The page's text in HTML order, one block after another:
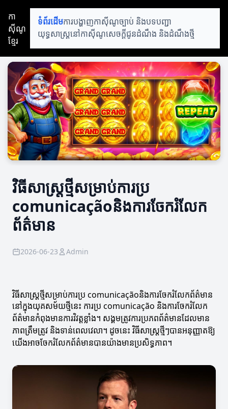
កា
ស៊ីណូ
ខ្មែរ
ទំព័រដើមការបង្ហាញកាស៊ីណូច្បាប់ និងបទបញ្ជា
យុទ្ធសាស្ត្រនៅកាស៊ីណូសេចក្តីជូនដំណឹង និងដំណឹងថ្មី
វិធីសាស្ត្រថ្មីសម្រាប់ការប្រ
comunicaçãoនិងការចែករំលែក
ព័ត៌មាន
2026-06-23 Admin
វិធីសាស្ត្រថ្មីសម្រាប់ការប្រ comunicaçãoនិងការចែករំលែកព័ត៌មាន
នៅក្នុងយុគសម័យថ្មីនេះ ការប្រ comunicação និងការចែករំលែក
ព័ត៌មានកំពុងមានការវិវត្តខ្លាំង។ សង្គមត្រូវការប្រភពព័ត៌មានដែលមាន
ភាពត្រឹមត្រូវ និងទាន់ពេលវេលា។ ដូចនេះ វិធីសាស្ត្រថ្មីៗបានអនុញ្ញាតឱ្យ
យើងអាចចែករំលែកព័ត៌មានបានយ៉ាងមានប្រសិទ្ធភាព។